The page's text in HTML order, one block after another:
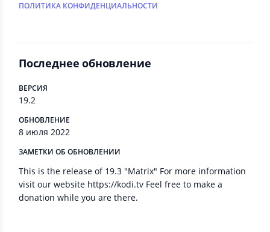
ПОЛИТИКА КОНФИДЕНЦИАЛЬНОСТИ
Последнее обновление
ВЕРСИЯ
19.2
ОБНОВЛЕНИЕ
8 июля 2022
ЗАМЕТКИ ОБ ОБНОВЛЕНИИ
This is the release of 19.3 "Matrix" For more information
visit our website https://kodi.tv Feel free to make a
donation while you are there.